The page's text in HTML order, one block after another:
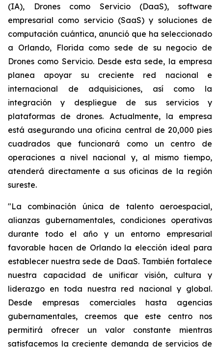
(IA), Drones como Servicio (DaaS), software
empresarial como servicio (SaaS) y soluciones de
computación cuántica, anunció que ha seleccionado
a Orlando, Florida como sede de su negocio de
Drones como Servicio. Desde esta sede, la empresa
planea apoyar su creciente red nacional e
internacional de adquisiciones, así como la
integración y despliegue de sus servicios y
plataformas de drones. Actualmente, la empresa
está asegurando una oficina central de 20,000 pies
cuadrados que funcionará como un centro de
operaciones a nivel nacional y, al mismo tiempo,
atenderá directamente a sus oficinas de la región
sureste.
"La combinación única de talento aeroespacial,
alianzas gubernamentales, condiciones operativas
durante todo el año y un entorno empresarial
favorable hacen de Orlando la elección ideal para
establecer nuestra sede de DaaS. También fortalece
nuestra capacidad de unificar visión, cultura y
liderazgo en toda nuestra red nacional y global.
Desde empresas comerciales hasta agencias
gubernamentales, creemos que este centro nos
permitirá ofrecer un valor constante mientras
satisfacemos la creciente demanda de servicios de